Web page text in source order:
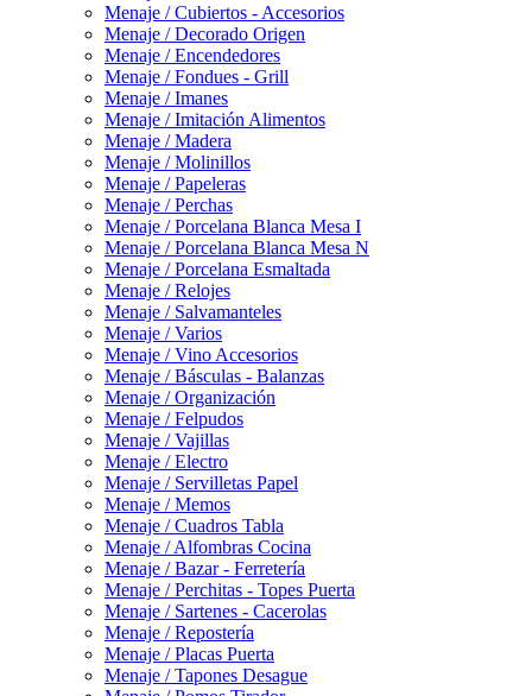
Menaje / Cubiertos - Accesorios
Menaje / Decorado Origen
Menaje / Encendedores
Menaje / Fondues - Grill
Menaje / Imanes
Menaje / Imitación Alimentos
Menaje / Madera
Menaje / Molinillos
Menaje / Papeleras
Menaje / Perchas
Menaje / Porcelana Blanca Mesa I
Menaje / Porcelana Blanca Mesa N
Menaje / Porcelana Esmaltada
Menaje / Relojes
Menaje / Salvamanteles
Menaje / Varios
Menaje / Vino Accesorios
Menaje / Básculas - Balanzas
Menaje / Organización
Menaje / Felpudos
Menaje / Vajillas
Menaje / Electro
Menaje / Servilletas Papel
Menaje / Memos
Menaje / Cuadros Tabla
Menaje / Alfombras Cocina
Menaje / Bazar - Ferretería
Menaje / Perchitas - Topes Puerta
Menaje / Sartenes - Cacerolas
Menaje / Repostería
Menaje / Placas Puerta
Menaje / Tapones Desague